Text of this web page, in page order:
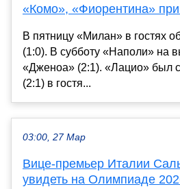
«Комо», «Фиорентина»
В пятницу «Милан» в гостях
(1:0). В субботу «Наполи» на
«Дженоа» (2:1). «Лацио» был
(2:1) в гостя...
03:00, 27 Мар
Вице-премьер Италии
увидеть на Олимпиаде